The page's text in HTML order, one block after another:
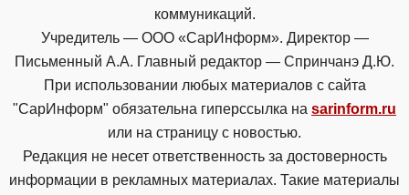
коммуникаций.
Учредитель — ООО «СарИнформ». Директор —
Письменный А.А. Главный редактор — Спринчанэ Д.Ю.
При использовании любых материалов с сайта
"СарИнформ" обязательна гиперссылка на sarinform.ru
или на страницу с новостью.
Редакция не несет ответственность за достоверность
информации в рекламных материалах. Такие материалы